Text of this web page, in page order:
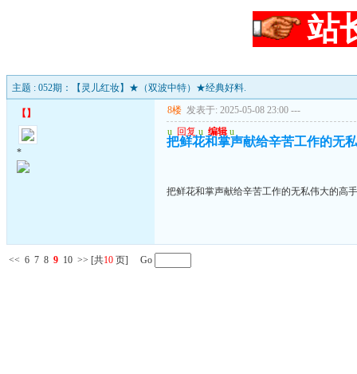
站
主题 : 052期：【灵儿红妆】★（双波中特）★经典好料.
【 】
*
8楼 发表于: 2025-05-08 23:00 ---
u 回复 u 编辑 u
把鲜花和掌声献给辛苦工作的无
把鲜花和掌声献给辛苦工作的无私伟大的高
<< 6 7 8 9 10 >> [共10 页] Go